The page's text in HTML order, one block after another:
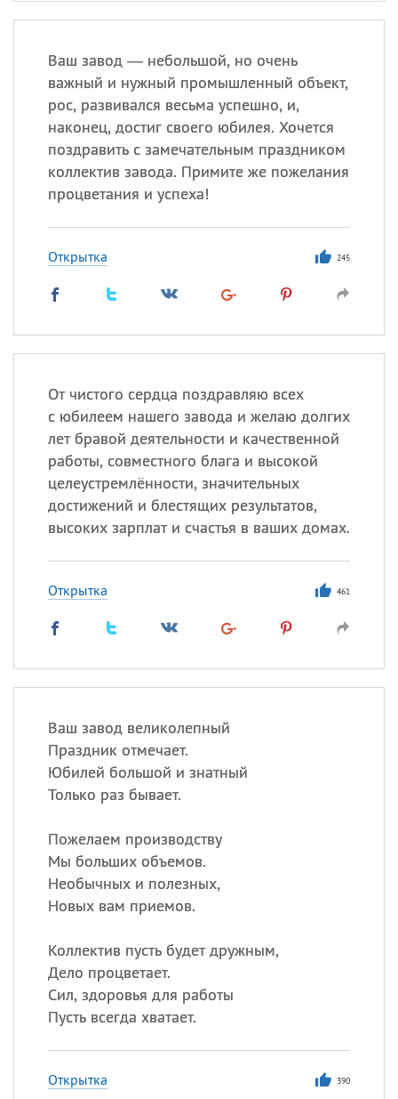
Ваш завод — небольшой, но очень
важный и нужный промышленный объект,
рос, развивался весьма успешно, и,
наконец, достиг своего юбилея. Хочется
поздравить с замечательным праздником
коллектив завода. Примите же пожелания
процветания и успеха!
Открытка 245
От чистого сердца поздравляю всех
с юбилеем нашего завода и желаю долгих
лет бравой деятельности и качественной
работы, совместного блага и высокой
целеустремлённости, значительных
достижений и блестящих результатов,
высоких зарплат и счастья в ваших домах.
Открытка 461
Ваш завод великолепный
Праздник отмечает.
Юбилей большой и знатный
Только раз бывает.
Пожелаем производству
Мы больших объемов.
Необычных и полезных,
Новых вам приемов.
Коллектив пусть будет дружным,
Дело процветает.
Сил, здоровья для работы
Пусть всегда хватает.
Открытка 390